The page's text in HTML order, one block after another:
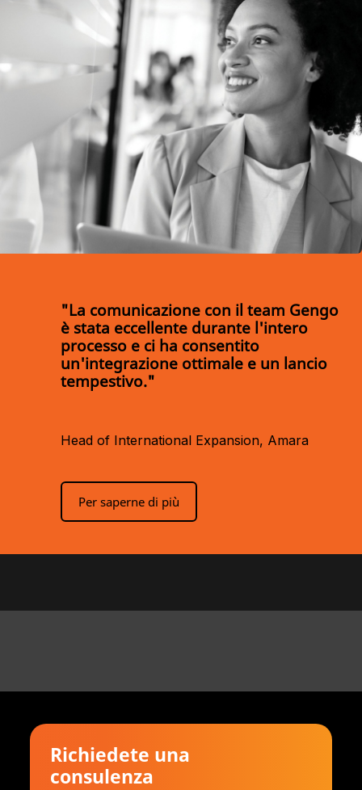
"La comunicazione con il team Gengo
è stata eccellente durante l'intero
processo e ci ha consentito
un'integrazione ottimale e un lancio
tempestivo."
Head of International Expansion, Amara
Per saperne di più
Richiedete una
consulenza